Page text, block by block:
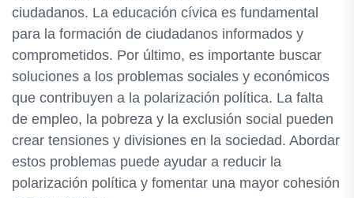
ciudadanos. La educación cívica es fundamental
para la formación de ciudadanos informados y
comprometidos. Por último, es importante buscar
soluciones a los problemas sociales y económicos
que contribuyen a la polarización política. La falta
de empleo, la pobreza y la exclusión social pueden
crear tensiones y divisiones en la sociedad. Abordar
estos problemas puede ayudar a reducir la
polarización política y fomentar una mayor cohesión